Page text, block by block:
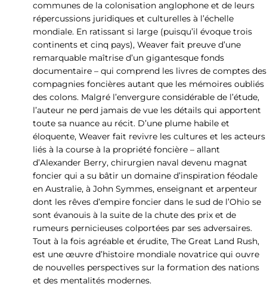
communes de la colonisation anglophone et de leurs
répercussions juridiques et culturelles à l’échelle
mondiale. En ratissant si large (puisqu’il évoque trois
continents et cinq pays), Weaver fait preuve d’une
remarquable maîtrise d’un gigantesque fonds
documentaire – qui comprend les livres de comptes des
compagnies foncières autant que les mémoires oubliés
des colons. Malgré l’envergure considérable de l’étude,
l’auteur ne perd jamais de vue les détails qui apportent
toute sa nuance au récit. D’une plume habile et
éloquente, Weaver fait revivre les cultures et les acteurs
liés à la course à la propriété foncière – allant
d’Alexander Berry, chirurgien naval devenu magnat
foncier qui a su bâtir un domaine d’inspiration féodale
en Australie, à John Symmes, enseignant et arpenteur
dont les rêves d’empire foncier dans le sud de l’Ohio se
sont évanouis à la suite de la chute des prix et de
rumeurs pernicieuses colportées par ses adversaires.
Tout à la fois agréable et érudite, The Great Land Rush,
est une œuvre d’histoire mondiale novatrice qui ouvre
de nouvelles perspectives sur la formation des nations
et des mentalités modernes.